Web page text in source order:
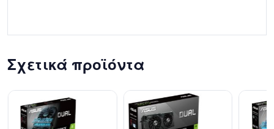
Σχετικά προϊόντα